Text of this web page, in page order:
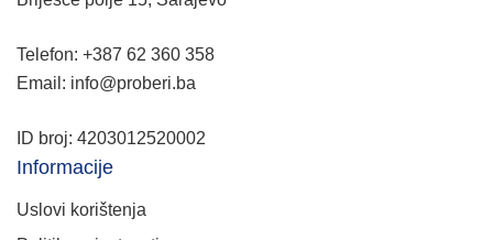
Telefon: +387 62 360 358
Email: info@proberi.ba
ID broj: 4203012520002
Informacije
Uslovi korištenja